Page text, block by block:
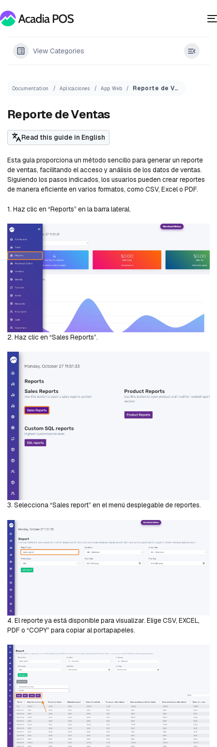
View Categories
Documentation Aplicaciones App Web Reporte de Ventas
Reporte de Ventas
Read this guide in English
Esta guía proporciona un método sencillo para generar un reporte
de ventas, facilitando el acceso y análisis de los datos de ventas.
Siguiendo los pasos indicados, los usuarios pueden crear reportes
de manera eficiente en varios formatos, como CSV, Excel o PDF.
1. Haz clic en “Reports” en la barra lateral.
2. Haz clic en “Sales Reports”.
3. Selecciona “Sales report” en el menú desplegable de reportes.
4. El reporte ya está disponible para visualizar. Elige CSV, EXCEL,
PDF o “COPY” para copiar al portapapeles.